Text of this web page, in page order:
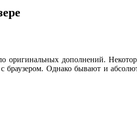
оригинальных дополнений.
браузером. Однако бывают и